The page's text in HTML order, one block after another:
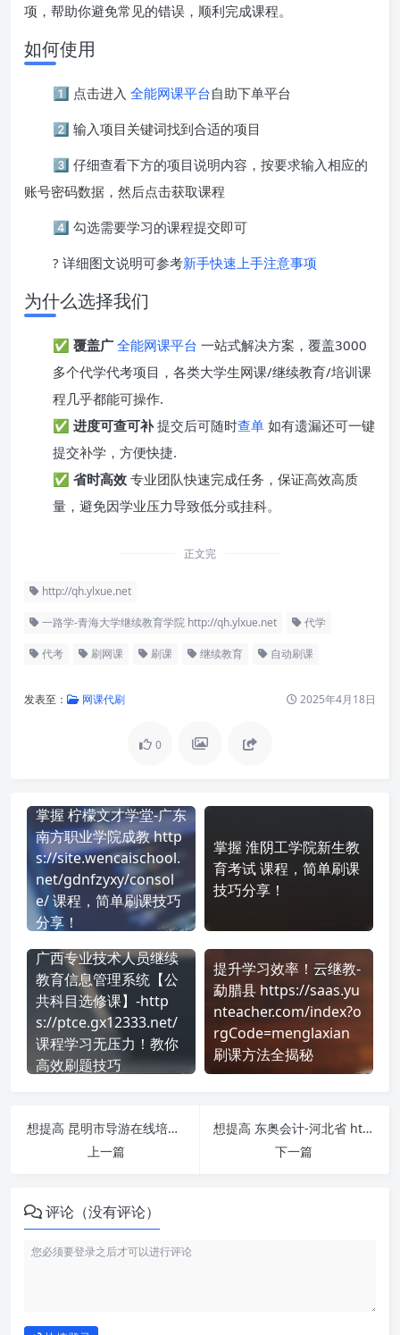
项，帮助你避免常见的错误，顺利完成课程。
如何使用
1️⃣ 点击进入 全能网课平台自助下单平台
2️⃣ 输入项目关键词找到合适的项目
3️⃣ 仔细查看下方的项目说明内容，按要求输入相应的
账号密码数据，然后点击获取课程
4️⃣ 勾选需要学习的课程提交即可
? 详细图文说明可参考新手快速上手注意事项
为什么选择我们
✅ 覆盖广 全能网课平台 一站式解决方案，覆盖3000
多个代学代考项目，各类大学生网课/继续教育/培训课
程几乎都能可操作.
✅ 进度可查可补提交后可随时查单 如有遗漏还可一键
提交补学，方便快捷.
✅ 省时高效 专业团队快速完成任务，保证高效高质
量，避免因学业压力导致低分或挂科。
正文完
http://qh.ylxue.net
一路学-青海大学继续教育学院 http://qh.ylxue.net 代学
代考 刷网课 刷课 继续教育 自动刷课
发表至： 网课代刷 2025年4月18日
0
掌握 柠檬文才学堂-广东
南方职业学院成教 http
s://site.wencaischool.
net/gdnfzyxy/consol
e/ 课程，简单刷课技巧
分享！
掌握 淮阴工学院新生教
育考试 课程，简单刷课
技巧分享！
广西专业技术人员继续
教育信息管理系统【公
共科目选修课】-http
s://ptce.gx12333.net/
课程学习无压力！教你
高效刷题技巧
提升学习效率！云继教-
勐腊县 https://saas.yu
nteacher.com/index?o
rgCode=menglaxian
刷课方法全揭秘
想提高 昆明市导游在线培训系统 https://kmlypx.ylxue.net/guide 刷课效率？看看这些实用技巧
上一篇
想提高 东奥会计-河北省 http://rygl.hebcz.cn/hjrycxw/kjgl 刷课效率？看看这些实用技巧
下一篇
评论（没有评论）